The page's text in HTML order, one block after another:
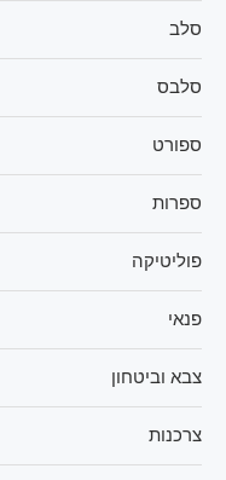
סלב
סלבס
ספורט
ספרות
פוליטיקה
פנאי
צבא וביטחון
צרכנות